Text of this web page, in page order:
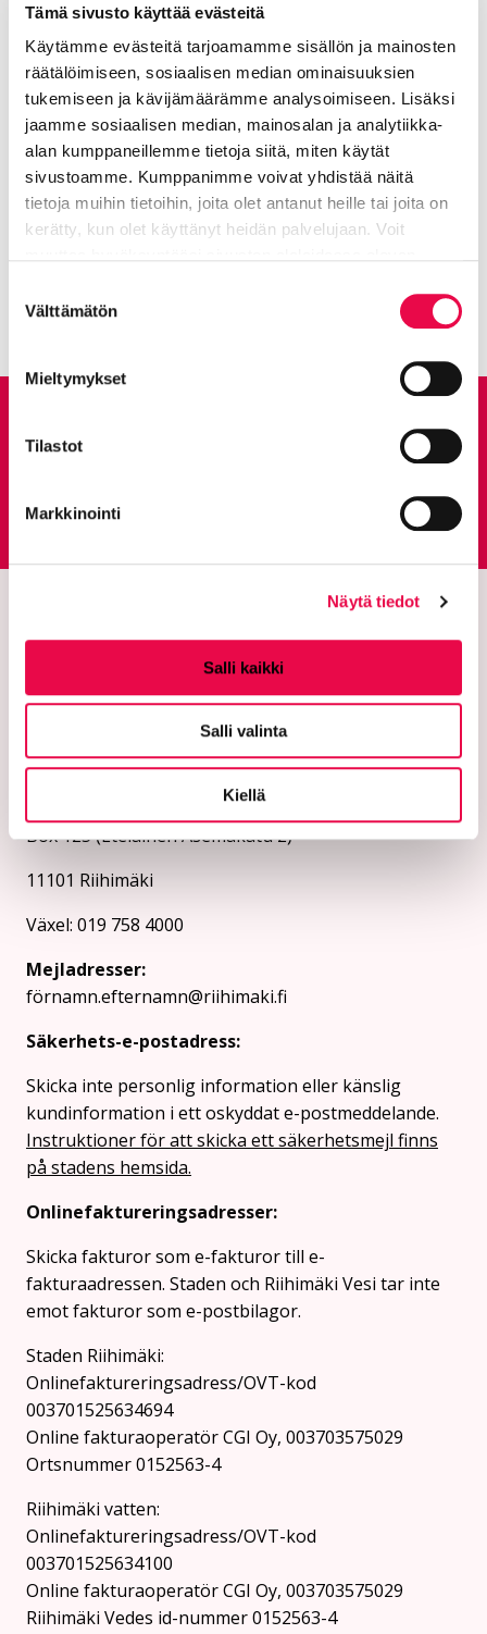
Tämä sivusto käyttää evästeitä
Käytämme evästeitä tarjoamamme sisällön ja mainosten
räätälöimiseen, sosiaalisen median ominaisuuksien
tukemiseen ja kävijämäärämme analysoimiseen. Lisäksi
jaamme sosiaalisen median, mainosalan ja analytiikka-
alan kumppaneillemme tietoja siitä, miten käytät
sivustoamme. Kumppanimme voivat yhdistää näitä
tietoja muihin tietoihin, joita olet antanut heille tai joita on
kerätty, kun olet käyttänyt heidän palvelujaan. Voit
valinta
Välttämätön
Mieltymykset
Tilastot
Markkinointi
Näytä tiedot
Salli kaikki
Salli valinta
Kiellä
Nuvarande sida
Riihimäki gymnasium
Klicka för att komma åt menyn
Gymnasiets webbplats
Går till en extern sida
Box 125 (Eteläinen Asemakatu 2)
11101 Riihimäki
Växel: 019 758 4000
Mejladresser:
förnamn.efternamn@riihimaki.fi
Säkerhets-e-postadress:
Skicka inte personlig information eller känslig
kundinformation i ett oskyddat e-postmeddelande.
Instruktioner för att skicka ett säkerhetsmejl finns
på stadens hemsida.
Onlinefaktureringsadresser:
Skicka fakturor som e-fakturor till e-
fakturaadressen. Staden och Riihimäki Vesi tar inte
emot fakturor som e-postbilagor.
Staden Riihimäki:
Onlinefaktureringsadress/OVT-kod
003701525634694
Online fakturaoperatör CGI Oy, 003703575029
Ortsnummer 0152563-4
Riihimäki vatten:
Onlinefaktureringsadress/OVT-kod
003701525634100
Online fakturaoperatör CGI Oy, 003703575029
Riihimäki Vedes id-nummer 0152563-4